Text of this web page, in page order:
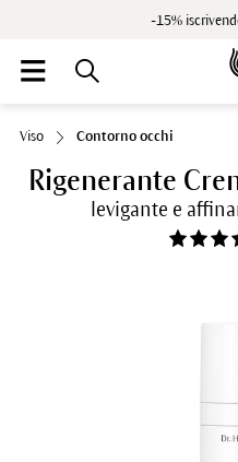
-15%
Viso Contorno occhi
Rigenerante
levigante e